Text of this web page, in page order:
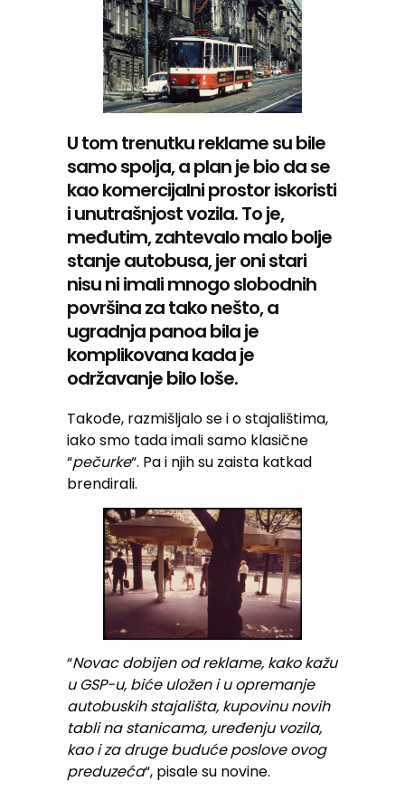
U tom trenutku reklame su bile
samo spolja, a plan je bio da se
kao komercijalni prostor iskoristi
i unutrašnjost vozila. To je,
međutim, zahtevalo malo bolje
stanje autobusa, jer oni stari
nisu ni imali mnogo slobodnih
površina za tako nešto, a
ugradnja panoa bila je
komplikovana kada je
održavanje bilo loše.
Takođe, razmišljalo se i o stajalištima,
iako smo tada imali samo klasične
“pečurke“. Pa i njih su zaista katkad
brendirali.
“Novac dobijen od reklame, kako kažu
u GSP-u, biće uložen i u opremanje
autobuskih stajališta, kupovinu novih
tabli na stanicama, uređenju vozila,
kao i za druge buduće poslove ovog
preduzeća“, pisale su novine.